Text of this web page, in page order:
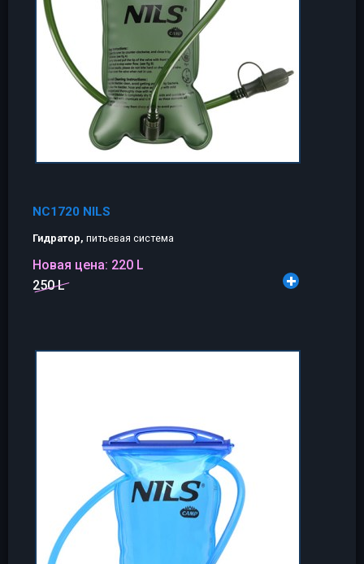
NC1720 NILS
Гидратор, питьевая система
Новая цена: 220 L
250 L